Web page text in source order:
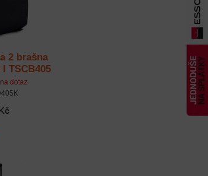
2 brašna
l TSCB405
na dotaz